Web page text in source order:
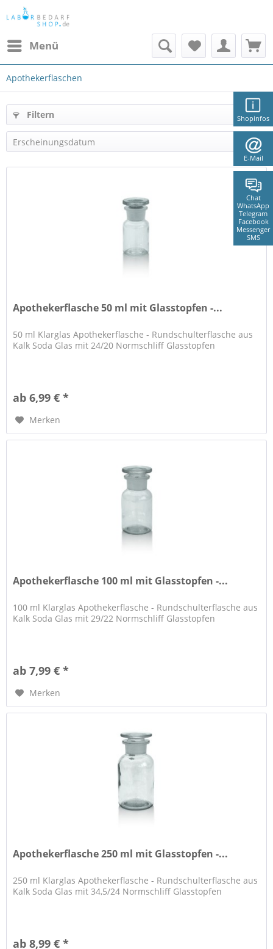
Shopinfos
E-Mail
Chat
WhatsApp
Telegram
Facebook
Messenger
SMS
Menü
Apothekerflaschen
Filtern
Apothekerflasche 50 ml mit Glasstopfen -...
50 ml Klarglas Apothekerflasche - Rundschulterflasche aus
Kalk Soda Glas mit 24/20 Normschliff Glasstopfen
ab 6,99 € *
Merken
Apothekerflasche 100 ml mit Glasstopfen -...
100 ml Klarglas Apothekerflasche - Rundschulterflasche aus
Kalk Soda Glas mit 29/22 Normschliff Glasstopfen
ab 7,99 € *
Merken
Apothekerflasche 250 ml mit Glasstopfen -...
250 ml Klarglas Apothekerflasche - Rundschulterflasche aus
Kalk Soda Glas mit 34,5/24 Normschliff Glasstopfen
ab 8,99 € *